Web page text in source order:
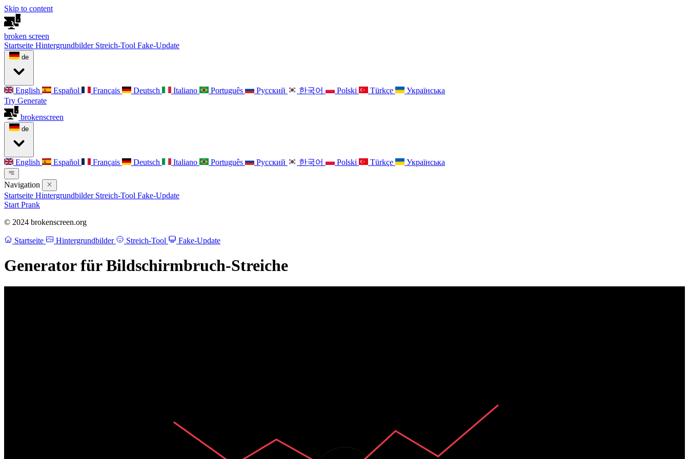
Skip to content
broken screen
Startseite Hintergrundbilder Streich-Tool Fake-Update
de
English Español Français Deutsch Italiano Português Русский 한국어 Polski Türkçe
Українська
Try Generate
brokenscreen
de
English Español Français Deutsch Italiano Português Русский 한국어 Polski Türkçe Українська
Navigation
Startseite Hintergrundbilder Streich-Tool Fake-Update
Start Prank
© 2024 brokenscreen.org
Startseite Hintergrundbilder Streich-Tool Fake-Update
Generator für Bildschirmbruch-Streiche